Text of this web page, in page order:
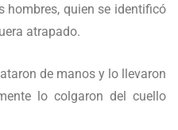
hombres, quien se identificó
atrapado.
de manos y lo llevaron
lo colgaron del cuello